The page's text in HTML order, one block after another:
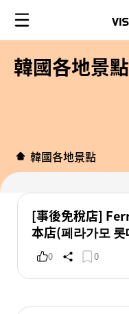
韓國各地景點
韓國各地景點
[事後免稅店]
本店(페라가모
0 0